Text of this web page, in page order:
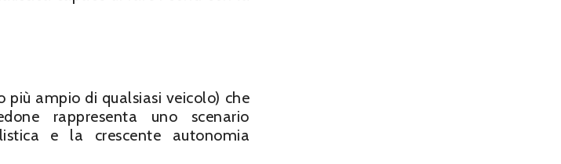
più ampio di qualsiasi veicolo) che
rappresenta uno scenario
e la crescente autonomia